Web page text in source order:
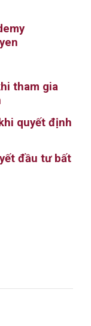
tham gia
quyết định
đầu tư bất